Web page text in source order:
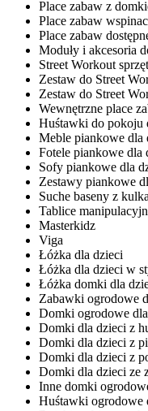
Place zabaw z
Place zabaw
Place zabaw
Moduły i akcesoria
Street Workout sprzęt
Zestaw do Street
Zestaw do Street
Wewnętrzne place
Huśtawki do pokoju
Meble piankowe dla
Fotele piankowe dla
Sofy piankowe dla
Zestawy piankowe
Suche baseny z
Tablice
Masterkidz
Viga
Łóżka dla dzieci
Łóżka dla dzieci w
Łóżka domki dla
Zabawki ogrodowe
Domki ogrodowe
Domki dla dzieci z
Domki dla dzieci z
Domki dla dzieci z
Domki dla dzieci ze
Inne domki
Huśtawki ogrodowe